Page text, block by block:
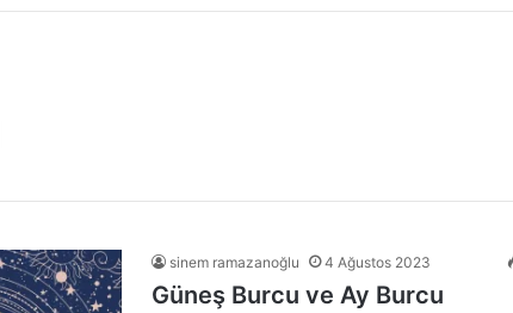
sinem ramazanoğlu 4 Ağustos 2023
Güneş Burcu ve Ay Burcu